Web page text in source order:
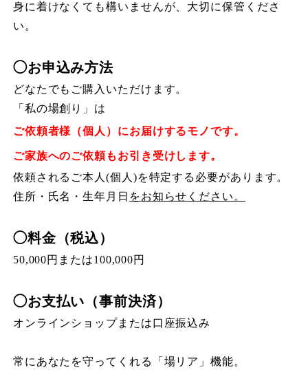
身に着けなくても構いませんが、大切に保管くださ
い。
◯お申込み方法
どなたでもご購入いただけます。
「私の場創り」は
ご依頼者様（個人）にお届けするモノです。
ご家族へのご依頼もお引き受けします。
依頼されるご本人(個人 )を特定する必要があります。
住所・氏名・生年月日 をお知らせください。
◯料金（税込）
50,000円または100,000円
◯お支払い（事前決済）
オンラインショップまたは口座振込み
常にあなたを守ってくれる「場リア」機能。